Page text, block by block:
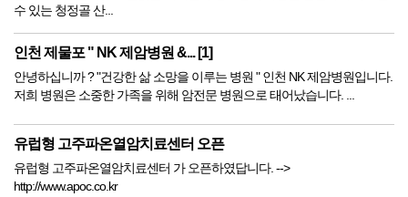
수 있는 청정골 산...
인천 제물포 " NK 제암병원 &... [1]
안녕하십니까 ? "건강한 삶 소망을 이루는 병원 " 인천 NK 제암병원입니다.
유럽형 고주파온열암치료센터 오픈
유럽형 고주파온열암치료센터 가 오픈하였답니다. -->
http://www.apoc.co.kr